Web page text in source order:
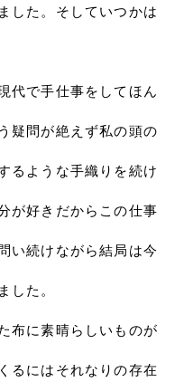
した。そしていつかは
代で手仕事をしてほん
疑問が絶えず私の頭の
るような手織りを続け
が好きだからこの仕事
い続けながら結局は今
した。
布に素晴らしいものが
るにはそれなりの存在